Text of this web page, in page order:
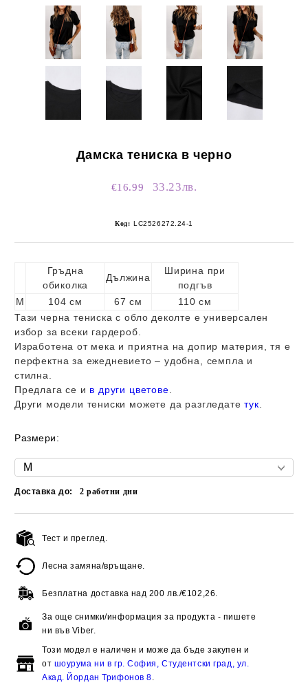
Дамска тениска в черно
€16.99 33.23лв.
Код: LC2526272.24-1
Гръдна
обиколка
Дължина
Ширина при
подгъв
M
104 см 67 см
110 см
Тази черна тениска с обло деколте е универсален
избор за всеки гардероб.
Изработена от мека и приятна на допир материя, тя е
перфектна за ежедневието – удобна, семпла и
стилна.
Предлага се и в други цветове
Други модели тениски можете да разгледатетук
Размери:
Доставка до: 2работни дни
Тест и преглед.
Лесна замяна/връщане.
Безплатна доставка над 200 лв./€102,26.
За още снимки/информация за продукта - пишете
ни във Viber.
Този модел е наличен и може да бъде закупен и
от шоурума ни в гр. София, Студентски град, ул.
Акад. Йордан Трифонов 8